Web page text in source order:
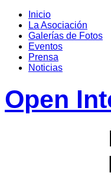
Inicio
La Asociación
Galerías de Fotos
Eventos
Prensa
Noticias
Open